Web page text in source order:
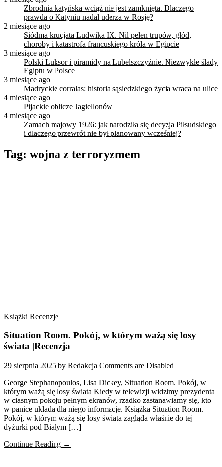
Zbrodnia katyńska wciąż nie jest zamknięta. Dlaczego
prawda o Katyniu nadal uderza w Rosję?
2 miesiące ago
Siódma krucjata Ludwika IX. Nil pełen trupów, głód,
choroby i katastrofa francuskiego króla w Egipcie
3 miesiące ago
Polski Luksor i piramidy na Lubelszczyźnie. Niezwykłe ślady
Egiptu w Polsce
3 miesiące ago
Madryckie corralas: historia sąsiedzkiego życia wraca na ulice
4 miesiące ago
Pijackie oblicze Jagiellonów
4 miesiące ago
Zamach majowy 1926: jak narodziła się decyzja Piłsudskiego
i dlaczego przewrót nie był planowany wcześniej?
Tag: wojna z terroryzmem
Książki Recenzje
Situation Room. Pokój, w którym ważą się losy
świata |Recenzja
29 sierpnia 2025 by Redakcja Comments are Disabled
George Stephanopoulos, Lisa Dickey, Situation Room. Pokój, w
którym ważą się losy świata Kiedy w telewizji widzimy prezydenta
w ciasnym pokoju pełnym ekranów, rzadko zastanawiamy się, kto
w panice układa dla niego informacje. Książka Situation Room.
Pokój, w którym ważą się losy świata zagląda właśnie do tej
dyżurki pod Białym […]
Continue Reading →